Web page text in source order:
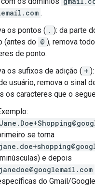
.
os pontos ( . ): da parte
(antes do @ ), remova
de ponto.
os sufixos de adição ( +
usuário, remova o sinal
os caracteres que o
se torna
e depois
janedoe@googlemail.com
do Gmail/